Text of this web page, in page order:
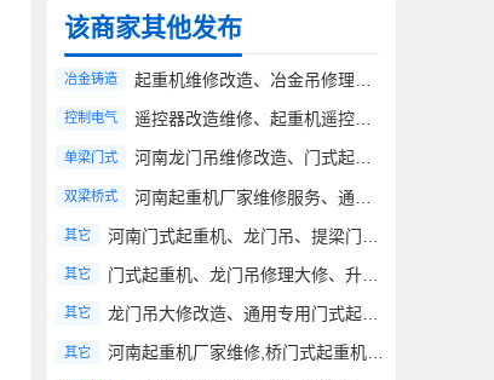
该商家其他发布
冶金铸造
控制电气 遥控器改造维修、起重机遥控器加装安全锁钥匙
单梁门式 河南龙门吊维修改造、门式起重机改造维修施工方案、价格
双梁桥式
其它
其它 门式起重机、龙门吊修理大修、升级改造、整改维保
其它 龙门吊大修改造、通用专用门式起重机维修、油漆涂装全国服务
其它 河南起重机厂家维修,桥门式起重机大修改造全国服务